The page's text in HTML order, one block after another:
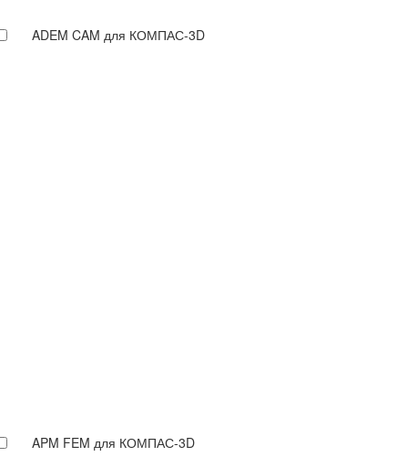
ADEM CAM для КОМПАС-3D
APM FEM для КОМПАС-3D